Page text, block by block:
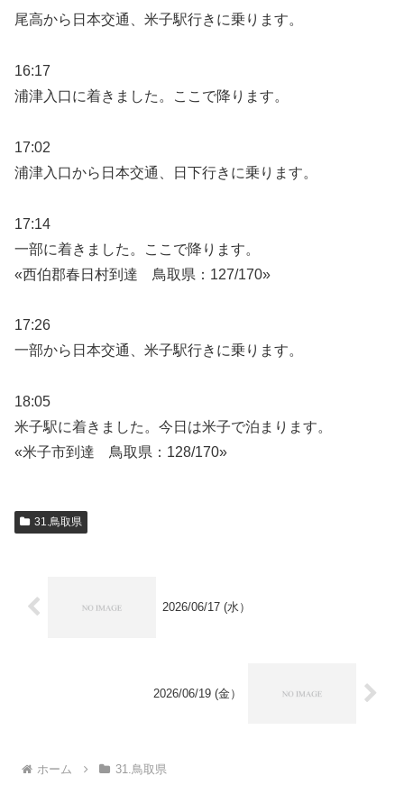
尾高から日本交通、米子駅行きに乗ります。
16:17
浦津入口に着きました。ここで降ります。
17:02
浦津入口から日本交通、日下行きに乗ります。
17:14
一部に着きました。ここで降ります。
«西伯郡春日村到達 鳥取県：127/170»
17:26
一部から日本交通、米子駅行きに乗ります。
18:05
米子駅に着きました。今日は米子で泊まります。
«米子市到達 鳥取県：128/170»
31.鳥取県
2026/06/17 (水）
2026/06/19 (金）
ホーム 31.鳥取県